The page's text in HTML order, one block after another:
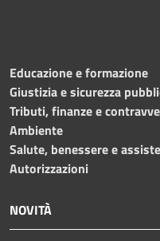
Educazione e formazione
Giustizia e sicurezza
Tributi, finanze e
Ambiente
Salute, benessere e
Autorizzazioni
NOVITÀ